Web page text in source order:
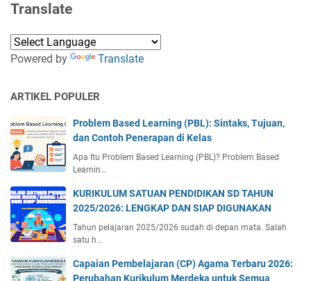
Translate
Powered by Translate
ARTIKEL POPULER
Problem Based Learning (PBL): Sintaks, Tujuan,
dan Contoh Penerapan di Kelas
Apa Itu Problem Based Learning (PBL)? Problem Based
Learnin…
KURIKULUM SATUAN PENDIDIKAN SD TAHUN
2025/2026: LENGKAP DAN SIAP DIGUNAKAN
Tahun pelajaran 2025/2026 sudah di depan mata. Salah
satu h…
Capaian Pembelajaran (CP) Agama Terbaru 2026:
Perubahan Kurikulum Merdeka untuk Semua